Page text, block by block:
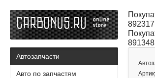
Автозапчасти
Авто по запчастям